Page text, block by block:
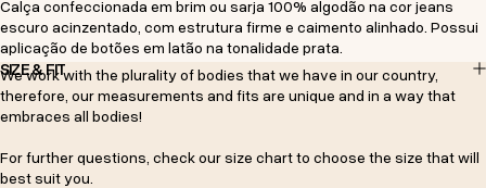
Calça confeccionada em brim ou sarja 100% algodão na cor jeans
escuro acinzentado, com estrutura firme e caimento alinhado. Possui
aplicação de botões em latão na tonalidade prata.
SIZE & FIT
We work with the plurality of bodies that we have in our country,
therefore, our measurements and fits are unique and in a way that
embraces all bodies!
For further questions, check our size chart to choose the size that will
best suit you.